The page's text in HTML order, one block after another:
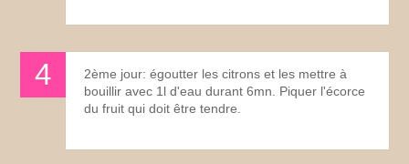
2ème jour: égoutter les citrons et les mettre à
bouillir avec 1l d'eau durant 6mn. Piquer l'écorce
du fruit qui doit être tendre.